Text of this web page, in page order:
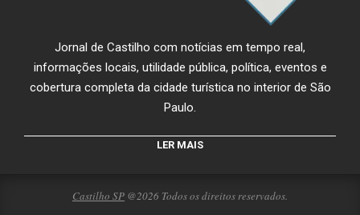
Jornal de Castilho com notícias em tempo real,
informações locais, utilidade pública, política, eventos e
cobertura completa da cidade turística no interior de São
Paulo.
LER MAIS
Castilho SP @2026 Todos os direitos reservados.